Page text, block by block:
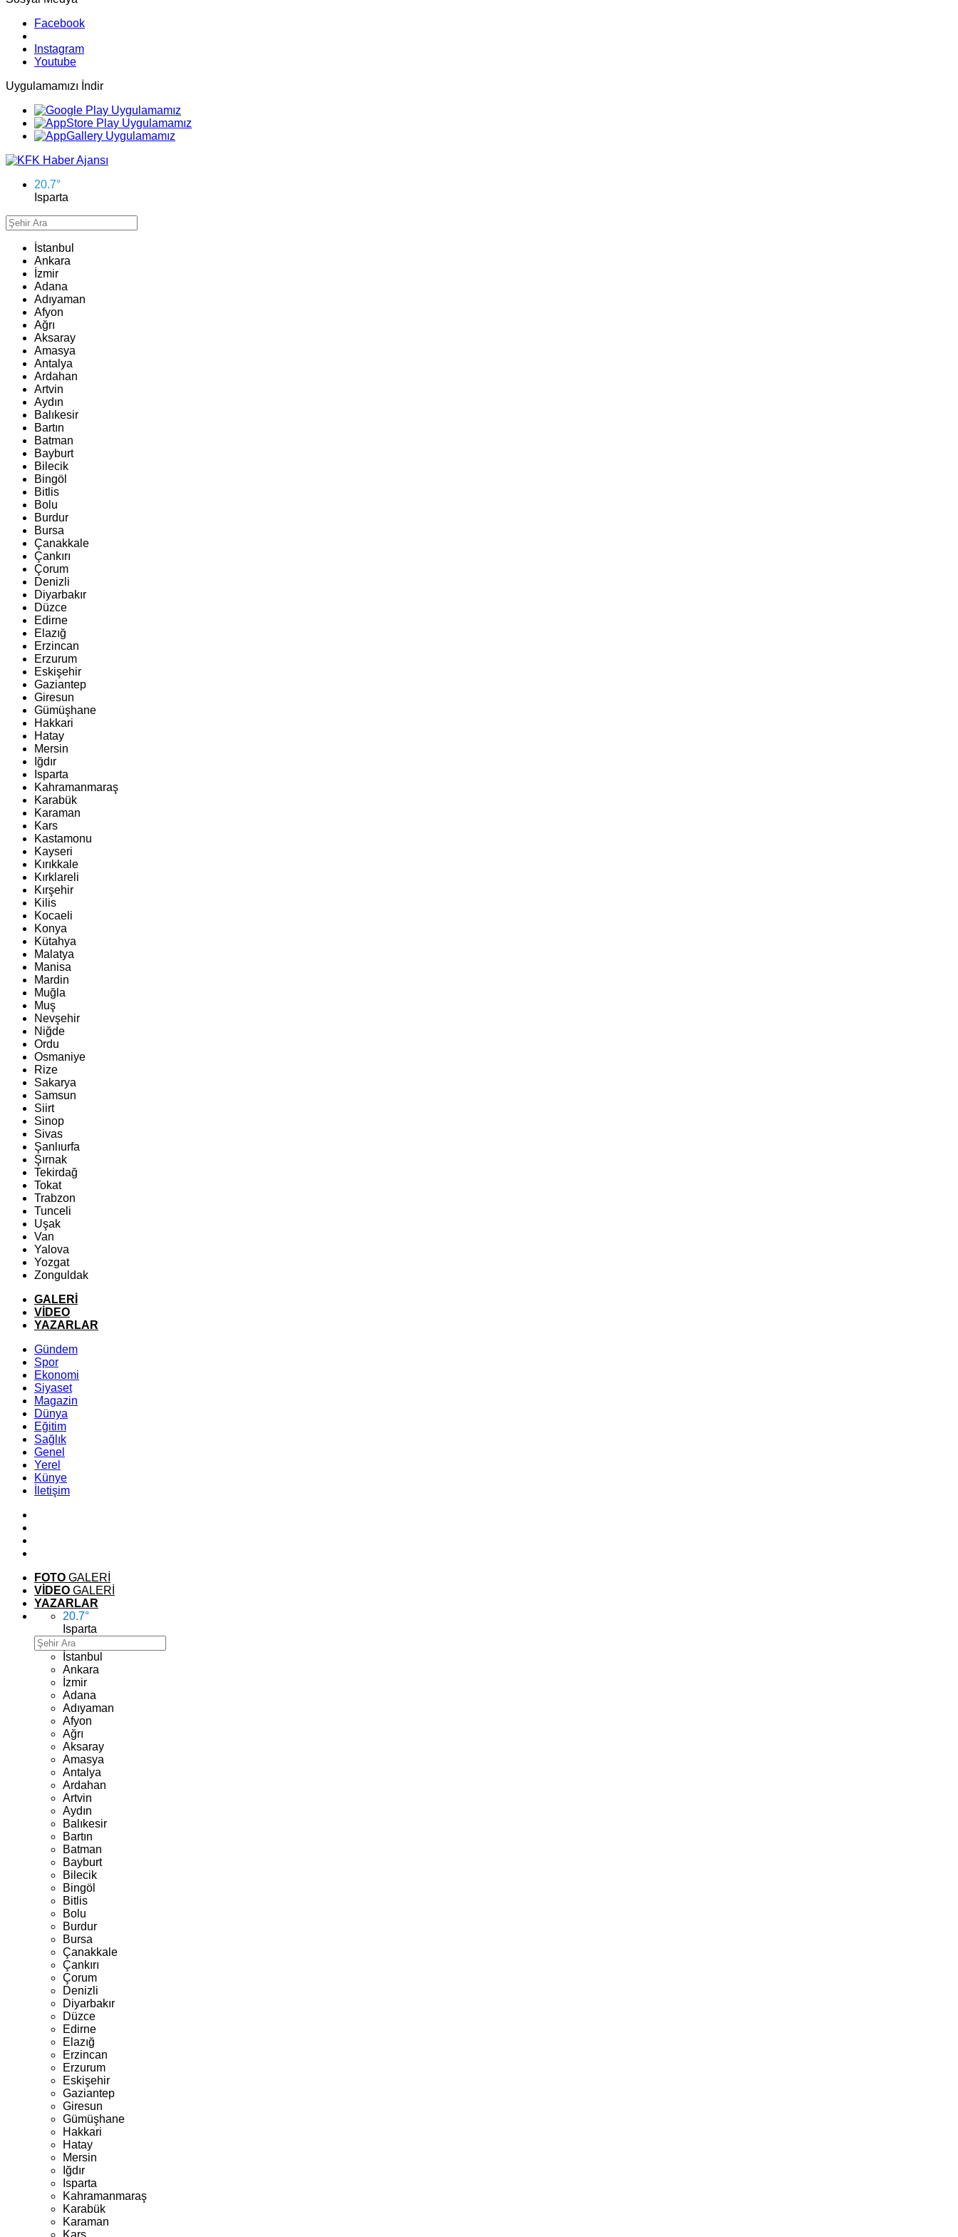
Facebook
Instagram
Youtube
Uygulamamızı İndir
20.7°
Isparta
İstanbul
Ankara
İzmir
Adana
Adıyaman
Afyon
Ağrı
Aksaray
Amasya
Antalya
Ardahan
Artvin
Aydın
Balıkesir
Bartın
Batman
Bayburt
Bilecik
Bingöl
Bitlis
Bolu
Burdur
Bursa
Çanakkale
Çankırı
Çorum
Denizli
Diyarbakır
Düzce
Edirne
Elazığ
Erzincan
Erzurum
Eskişehir
Gaziantep
Giresun
Gümüşhane
Hakkari
Hatay
Mersin
Iğdır
Isparta
Kahramanmaraş
Karabük
Karaman
Kars
Kastamonu
Kayseri
Kırıkkale
Kırklareli
Kırşehir
Kilis
Kocaeli
Konya
Kütahya
Malatya
Manisa
Mardin
Muğla
Muş
Nevşehir
Niğde
Ordu
Osmaniye
Rize
Sakarya
Samsun
Siirt
Sinop
Sivas
Şanlıurfa
Şırnak
Tekirdağ
Tokat
Trabzon
Tunceli
Uşak
Van
Yalova
Yozgat
Zonguldak
GALERİ
VİDEO
YAZARLAR
Gündem
Spor
Ekonomi
Siyaset
Magazin
Dünya
Eğitim
Sağlık
Genel
Yerel
Künye
İletişim
FOTO GALERİ
VİDEO GALERİ
YAZARLAR
20.7°
Isparta
İstanbul
Ankara
İzmir
Adana
Adıyaman
Afyon
Ağrı
Aksaray
Amasya
Antalya
Ardahan
Artvin
Aydın
Balıkesir
Bartın
Batman
Bayburt
Bilecik
Bingöl
Bitlis
Bolu
Burdur
Bursa
Çanakkale
Çankırı
Çorum
Denizli
Diyarbakır
Düzce
Edirne
Elazığ
Erzincan
Erzurum
Eskişehir
Gaziantep
Giresun
Gümüşhane
Hakkari
Hatay
Mersin
Iğdır
Isparta
Kahramanmaraş
Karabük
Karaman
Kars